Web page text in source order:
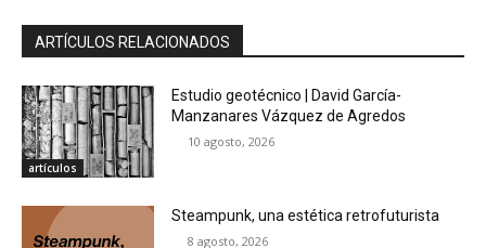
ARTÍCULOS RELACIONADOS
artículos
Estudio geotécnico | David García-
Manzanares Vázquez de Agredos
10 agosto, 2026
Steampunk, una estética retrofuturista
8 agosto, 2026